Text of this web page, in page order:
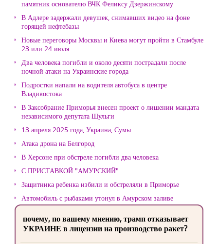
памятник основателю ВЧК Феликсу Дзержинскому
В Адлере задержали девушек, снимавших видео на фоне
горящей нефтебазы
Новые переговоры Москвы и Киева могут пройти в Стамбуле
23 или 24 июля
Два человека погибли и около десяти пострадали после
ночной атаки на Украинские города
Подростки напали на водителя автобуса в центре
Владивостока
В Заксобрание Приморья внесен проект о лишении мандата
независимого депутата Шульги
13 апреля 2025 года, Украина, Сумы.
Атака дрона на Белгород
В Херсоне при обстреле погибли два человека
С ПРИСТАВКОЙ "АМУРСКИЙ"
Защитника ребенка избили и обстреляли в Приморье
Автомобиль с рыбаками утонул в Амурском заливе
почему, по вашему мнению, трамп отказывает
УКРАИНЕ в лицензии на производство ракет?